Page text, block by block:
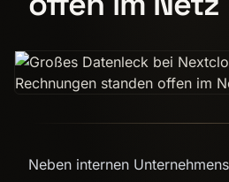
Neben internen